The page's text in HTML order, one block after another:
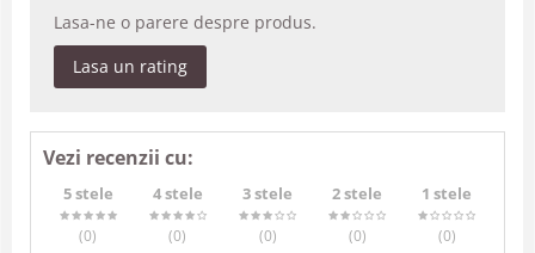
Lasa-ne o parere despre produs.
Lasa un rating
Vezi recenzii cu:
5 stele
(0)
4 stele
(0)
3 stele
(0)
2 stele
(0)
1 stele
(0)